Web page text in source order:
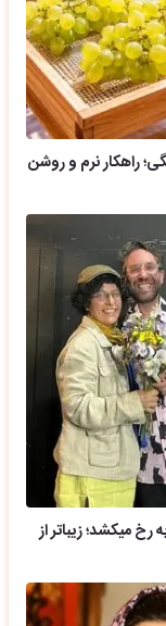
راهکار نرم و روشن
میکشد؛ زیباتر از